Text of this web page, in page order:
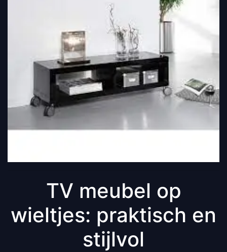
TV meubel op
wieltjes: praktisch en
stijlvol